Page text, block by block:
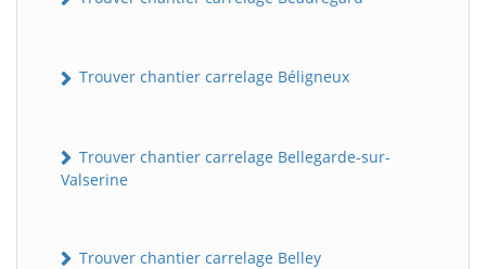
Trouver chantier carrelage Béligneux
Trouver chantier carrelage Bellegarde-sur-
Valserine
Trouver chantier carrelage Belley